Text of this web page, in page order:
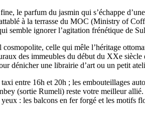
le parfum du jasmin qui s’échappe
à la terrasse du MOC (Ministry of
semble ignorer l’agitation frénétique de
cosmopolite, celle qui mêle l’héritage
des immeubles du début du XXe
dénicher une librairie d’art ou un petit
entre 16h et 20h ; les embouteillages
(sortie Rumeli) reste votre meilleur
: les balcons en fer forgé et les